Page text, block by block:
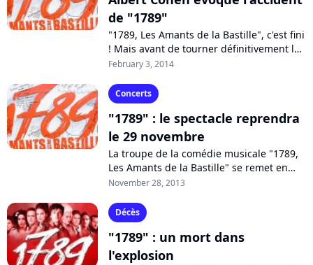
de "1789"
"1789, Les Amants de la Bastille", c'est fini
! Mais avant de tourner définitivement la
page, Albert Cohen revient sur le terrible
February 3, 2014
Concerts
"1789" : le spectacle reprendra
le 29 novembre
La troupe de la comédie musicale "1789,
Les Amants de la Bastille" se remet en
selle et montera sur la scène du Palais
November 28, 2013
Décès
"1789" : un mort dans
l'explosion